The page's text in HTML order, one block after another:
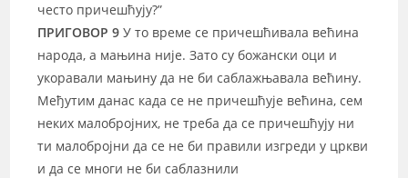
често причешћују?”
ПРИГОВОР 9 У то време се причешћивала већина
народа, а мањина није. Зато су божански оци и
укоравали мањину да не би саблажњавала већину.
Међутим данас када се не причешћује већина, сем
неких малобројних, не треба да се причешћују ни
ти малобројни да се не би правили изгреди у цркви
и да се многи не би саблазнили